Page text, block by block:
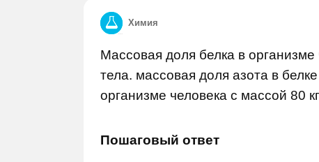
Химия
Массовая доля белка в
тела. массовая доля азота в
организме человека с массой 80 кг
Пошаговый ответ